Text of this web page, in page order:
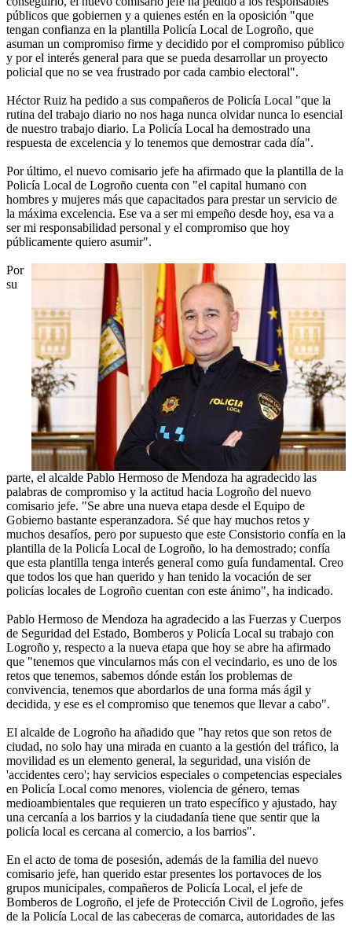
públicos que gobiernen y a quienes estén en la oposición "que
tengan confianza en la plantilla Policía Local de Logroño, que
asuman un compromiso firme y decidido por el compromiso público
y por el interés general para que se pueda desarrollar un proyecto
policial que no se vea frustrado por cada cambio electoral".
Héctor Ruiz ha pedido a sus compañeros de Policía Local "que la
rutina del trabajo diario no nos haga nunca olvidar nunca lo esencial
de nuestro trabajo diario. La Policía Local ha demostrado una
respuesta de excelencia y lo tenemos que demostrar cada día".
Por último, el nuevo comisario jefe ha afirmado que la plantilla de la
Policía Local de Logroño cuenta con "el capital humano con
hombres y mujeres más que capacitados para prestar un servicio de
la máxima excelencia. Ese va a ser mi empeño desde hoy, esa va a
ser mi responsabilidad personal y el compromiso que hoy
públicamente quiero asumir".
Por
su
parte, el alcalde Pablo Hermoso de Mendoza ha agradecido las
palabras de compromiso y la actitud hacia Logroño del nuevo
comisario jefe. "Se abre una nueva etapa desde el Equipo de
Gobierno bastante esperanzadora. Sé que hay muchos retos y
muchos desafíos, pero por supuesto que este Consistorio confía en la
plantilla de la Policía Local de Logroño, lo ha demostrado; confía
que esta plantilla tenga interés general como guía fundamental. Creo
que todos los que han querido y han tenido la vocación de ser
policías locales de Logroño cuentan con este ánimo", ha indicado.
Pablo Hermoso de Mendoza ha agradecido a las Fuerzas y Cuerpos
de Seguridad del Estado, Bomberos y Policía Local su trabajo con
Logroño y, respecto a la nueva etapa que hoy se abre ha afirmado
que "tenemos que vincularnos más con el vecindario, es uno de los
retos que tenemos, sabemos dónde están los problemas de
convivencia, tenemos que abordarlos de una forma más ágil y
decidida, y ese es el compromiso que tenemos que llevar a cabo".
El alcalde de Logroño ha añadido que "hay retos que son retos de
ciudad, no solo hay una mirada en cuanto a la gestión del tráfico, la
movilidad es un elemento general, la seguridad, una visión de
'accidentes cero'; hay servicios especiales o competencias especiales
en Policía Local como menores, violencia de género, temas
medioambientales que requieren un trato específico y ajustado, hay
una cercanía a los barrios y la ciudadanía tiene que sentir que la
policía local es cercana al comercio, a los barrios".
En el acto de toma de posesión, además de la familia del nuevo
comisario jefe, han querido estar presentes los portavoces de los
grupos municipales, compañeros de Policía Local, el jefe de
Bomberos de Logroño, el jefe de Protección Civil de Logroño, jefes
de la Policía Local de las cabeceras de comarca, autoridades de las